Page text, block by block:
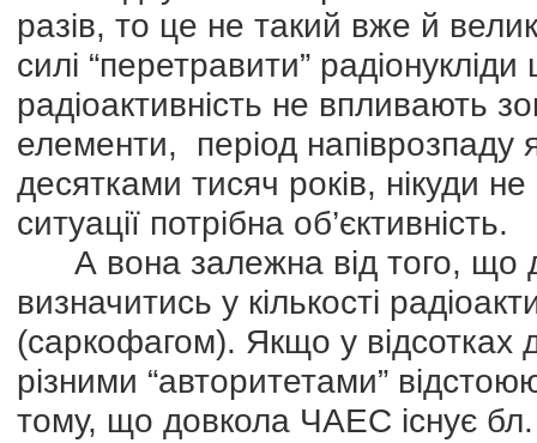
разів, то це не такий вже й
силі “перетравити”
радіоактивність не впливають
елементи, період напіврозпаду
десятками тисяч років, нікуди
ситуації потрібна об’єктивність.
А вона залежна від того, що
визначитись у кількості
(саркофагом). Якщо у відсотках
різними “авторитетами”
тому, що довкола ЧАЕС існує бл.